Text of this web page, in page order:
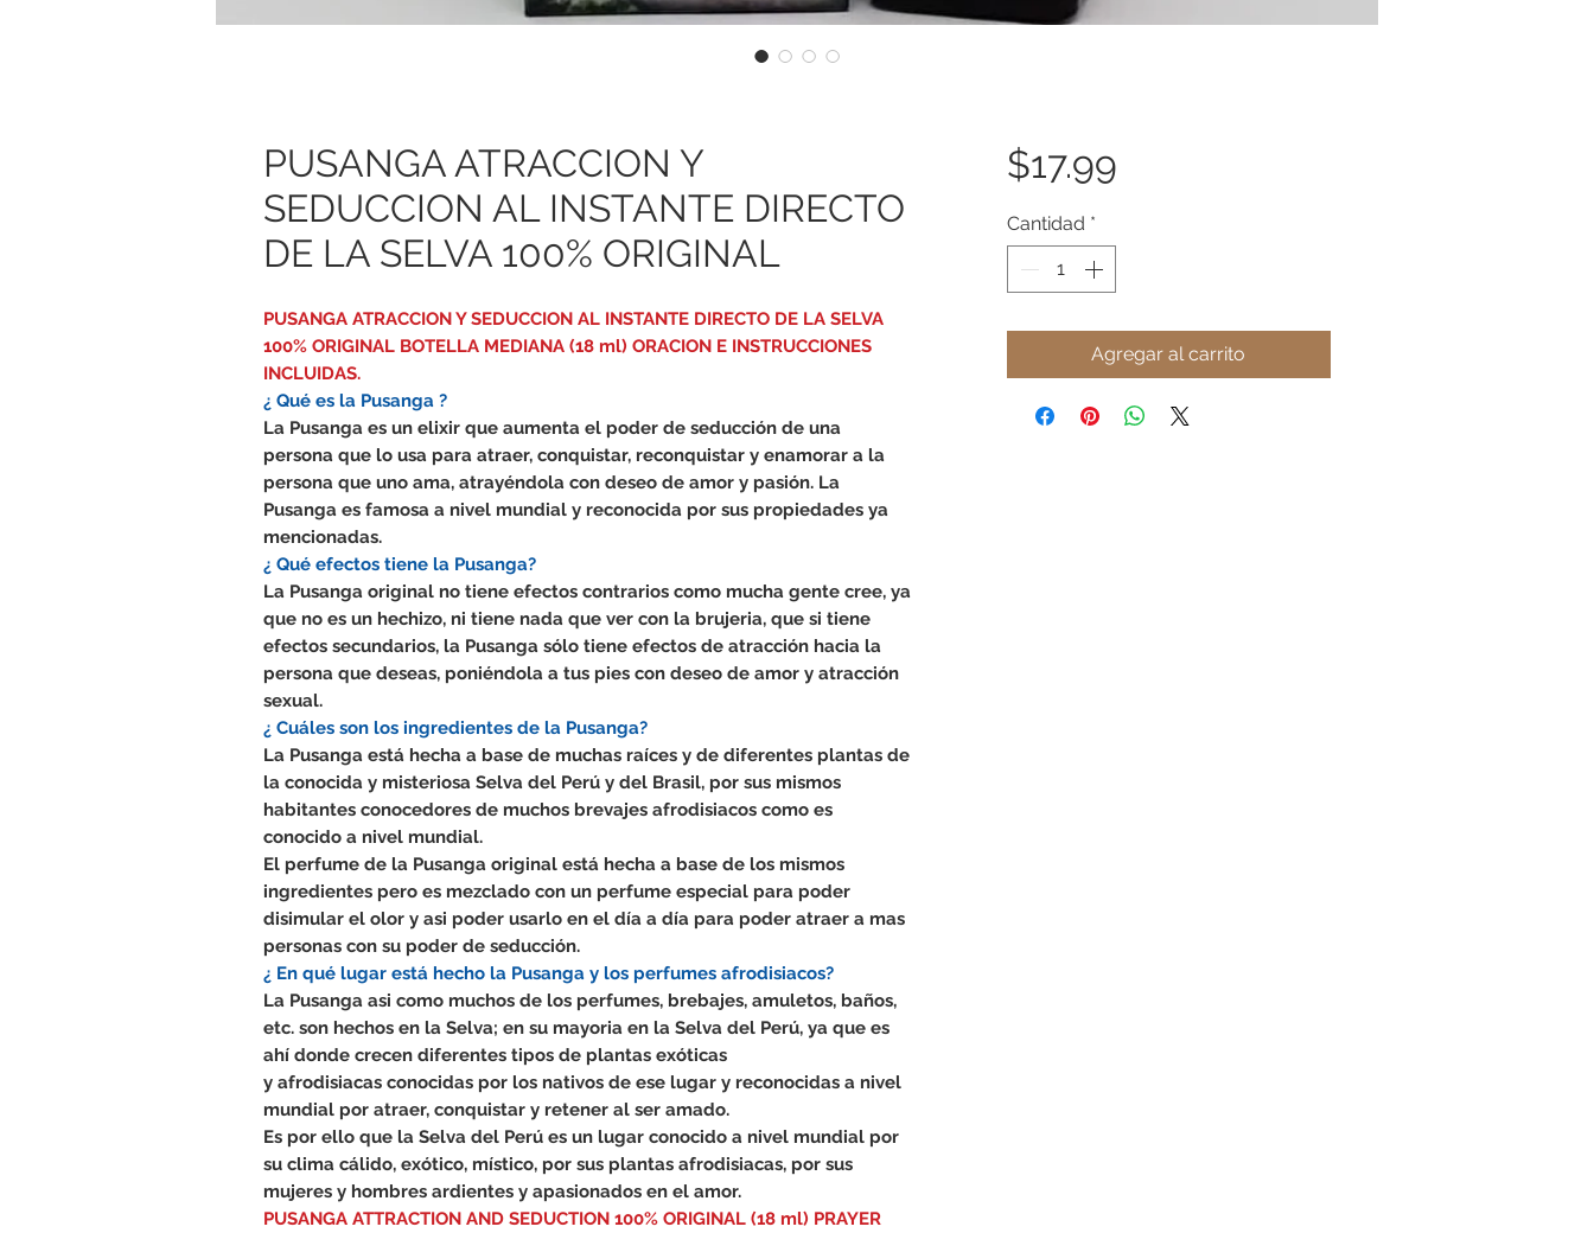
PUSANGA ATRACCION Y
SEDUCCION AL INSTANTE DIRECTO
DE LA SELVA 100% ORIGINAL
PUSANGA ATRACCION Y SEDUCCION AL INSTANTE DIRECTO DE LA SELVA
100% ORIGINAL BOTELLA MEDIANA (18 ml) ORACION E INSTRUCCIONES
INCLUIDAS.
¿ Qué es la Pusanga ?
La Pusanga es un elixir que aumenta el poder de seducción de una
persona que lo usa para atraer, conquistar, reconquistar y enamorar a la
persona que uno ama, atrayéndola con deseo de amor y pasión. La
Pusanga es famosa a nivel mundial y reconocida por sus propiedades ya
mencionadas.
¿ Qué efectos tiene la Pusanga?
La Pusanga original no tiene efectos contrarios como mucha gente cree, ya
que no es un hechizo, ni tiene nada que ver con la brujeria, que si tiene
efectos secundarios, la Pusanga sólo tiene efectos de atracción hacia la
persona que deseas, poniéndola a tus pies con deseo de amor y atracción
sexual.
¿ Cuáles son los ingredientes de la Pusanga?
La Pusanga está hecha a base de muchas raíces y de diferentes plantas de
la conocida y misteriosa Selva del Perú y del Brasil, por sus mismos
habitantes conocedores de muchos brevajes afrodisiacos como es
conocido a nivel mundial.
El perfume de la Pusanga original está hecha a base de los mismos
ingredientes pero es mezclado con un perfume especial para poder
disimular el olor y asi poder usarlo en el día a día para poder atraer a mas
personas con su poder de seducción.
¿ En qué lugar está hecho la Pusanga y los perfumes afrodisiacos?
La Pusanga asi como muchos de los perfumes, brebajes, amuletos, baños,
etc. son hechos en la Selva; en su mayoria en la Selva del Perú, ya que es
ahí donde crecen diferentes tipos de plantas exóticas
y afrodisiacas conocidas por los nativos de ese lugar y reconocidas a nivel
mundial por atraer, conquistar y retener al ser amado.
Es por ello que la Selva del Perú es un lugar conocido a nivel mundial por
su clima cálido, exótico, místico, por sus plantas afrodisiacas, por sus
mujeres y hombres ardientes y apasionados en el amor.
PUSANGA ATTRACTION AND SEDUCTION 100% ORIGINAL (18 ml) PRAYER
$17.99Precio
Cantidad *
Agregar al carrito